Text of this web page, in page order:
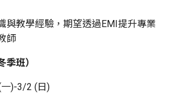
與教學經驗，期望透過EMI提升專業
師
班）
)-3/2 (日)